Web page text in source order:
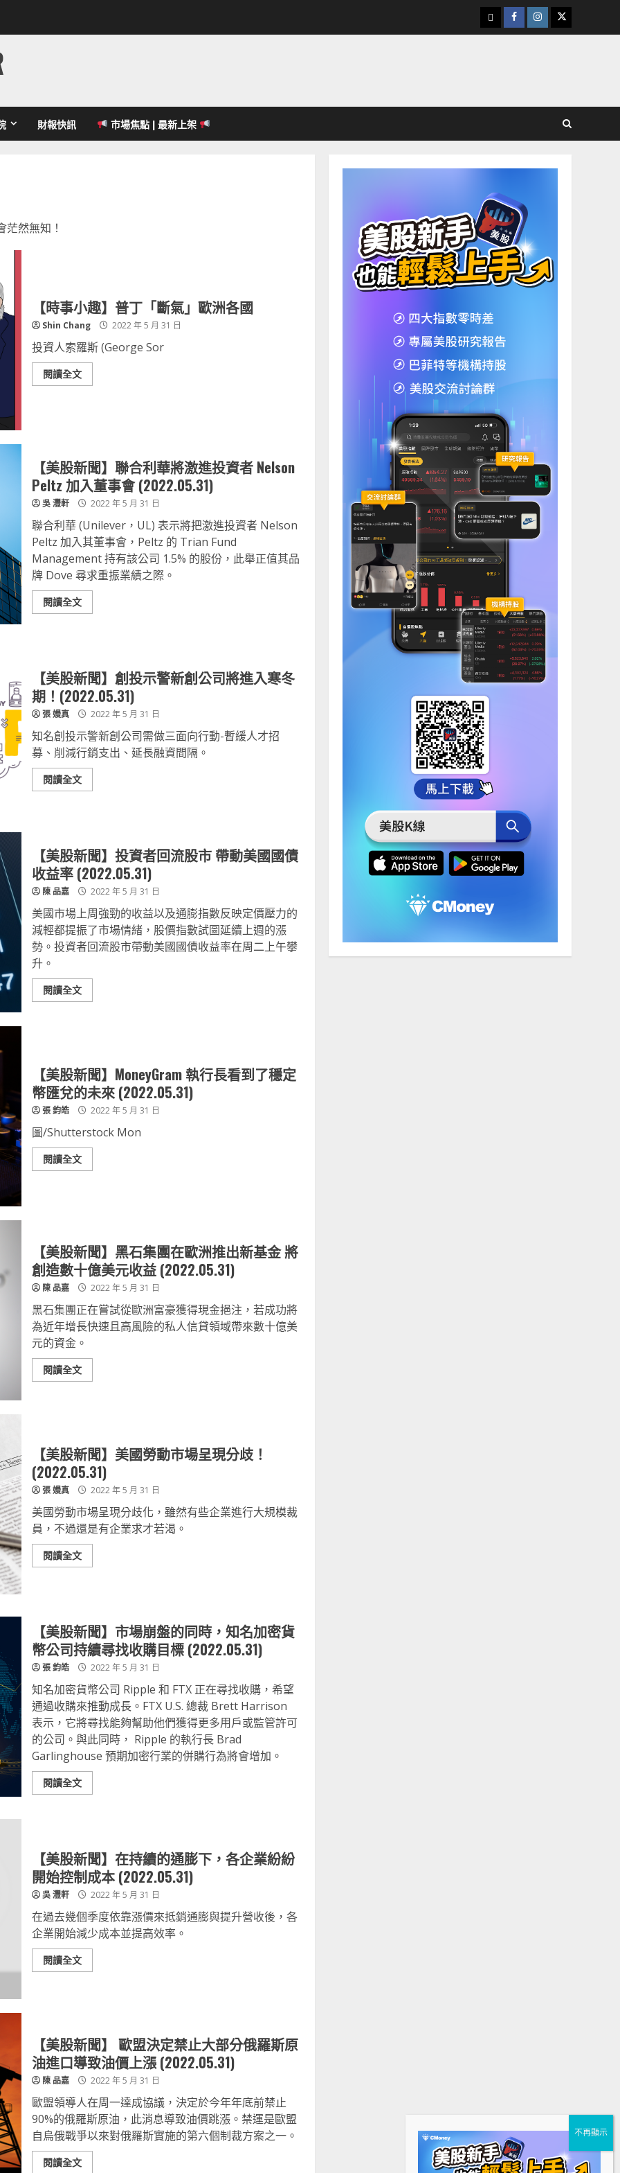
下
載
Facebook
Instagram
Twitter
財報快訊 市場焦點 | 最新上架
然無知！
【時事小趣】普丁「斷氣」歐洲各國
Shin Chang 2022 年 5 月 31 日
投資人索羅斯 (George Sor
閱讀全文
【美股新聞】聯合利華將激進投資者 Nelson
Peltz 加入董事會 (2022.05.31)
吳 灃軒 2022 年 5 月 31 日
聯合利華 (Unilever，UL) 表示將把激進投資者 Nelson
Peltz 加入其董事會，Peltz 的 Trian Fund
Management 持有該公司 1.5% 的股份，此舉正值其品
牌 Dove 尋求重振業績之際。
閱讀全文
【美股新聞】創投示警新創公司將進入寒冬
期！(2022.05.31)
張 嫚真 2022 年 5 月 31 日
知名創投示警新創公司需做三面向行動-暫緩人才招
募、削減行銷支出、延長融資間隔。
閱讀全文
【美股新聞】投資者回流股市 帶動美國國債
收益率 (2022.05.31)
陳 品嘉 2022 年 5 月 31 日
美國市場上周強勁的收益以及通膨指數反映定價壓力的
減輕都提振了市場情緒，股價指數試圖延續上週的漲
勢。投資者回流股市帶動美國國債收益率在周二上午攀
升。
閱讀全文
【美股新聞】MoneyGram 執行長看到了穩定
幣匯兌的未來 (2022.05.31)
張 鈞皓 2022 年 5 月 31 日
圖/Shutterstock Mon
閱讀全文
【美股新聞】黑石集團在歐洲推出新基金 將
創造數十億美元收益 (2022.05.31)
陳 品嘉 2022 年 5 月 31 日
黑石集團正在嘗試從歐洲富豪獲得現金挹注，若成功將
為近年增長快速且高風險的私人信貸領域帶來數十億美
元的資金。
閱讀全文
【美股新聞】美國勞動市場呈現分歧！
(2022.05.31)
張 嫚真 2022 年 5 月 31 日
美國勞動市場呈現分歧化，雖然有些企業進行大規模裁
員，不過還是有企業求才若渴。
閱讀全文
【美股新聞】市場崩盤的同時，知名加密貨
幣公司持續尋找收購目標 (2022.05.31)
張 鈞皓 2022 年 5 月 31 日
知名加密貨幣公司 Ripple 和 FTX 正在尋找收購，希望
通過收購來推動成長。FTX U.S. 總裁 Brett Harrison
表示，它將尋找能夠幫助他們獲得更多用戶或監管許可
的公司。與此同時， Ripple 的執行長 Brad
Garlinghouse 預期加密行業的併購行為將會增加。
閱讀全文
【美股新聞】在持續的通膨下，各企業紛紛
開始控制成本 (2022.05.31)
吳 灃軒 2022 年 5 月 31 日
在過去幾個季度依靠漲價來抵銷通膨與提升營收後，各
企業開始減少成本並提高效率。
閱讀全文
【美股新聞】 歐盟決定禁止大部分俄羅斯原
油進口導致油價上漲 (2022.05.31)
陳 品嘉 2022 年 5 月 31 日
歐盟領導人在周一達成協議，決定於今年年底前禁止
90%的俄羅斯原油，此消息導致油價跳漲。禁運是歐盟
自烏俄戰爭以來對俄羅斯實施的第六個制裁方案之一。
閱讀全文